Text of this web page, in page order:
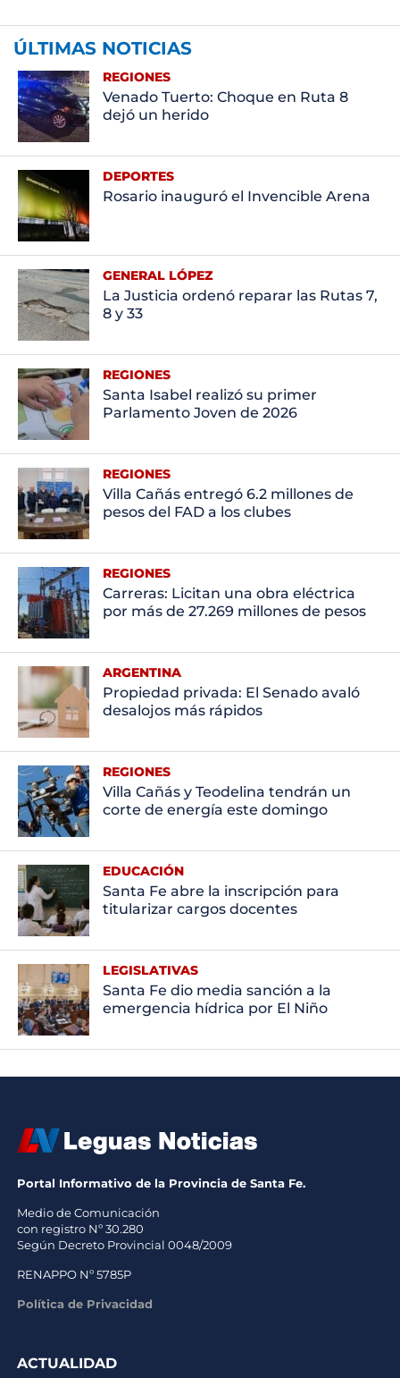
ÚLTIMAS NOTICIAS
REGIONES
Venado Tuerto: Choque en Ruta 8
dejó un herido
DEPORTES
Rosario inauguró el Invencible Arena
GENERAL LÓPEZ
La Justicia ordenó reparar las Rutas 7,
8 y 33
REGIONES
Santa Isabel realizó su primer
Parlamento Joven de 2026
REGIONES
Villa Cañás entregó 6.2 millones de
pesos del FAD a los clubes
REGIONES
Carreras: Licitan una obra eléctrica
por más de 27.269 millones de pesos
ARGENTINA
Propiedad privada: El Senado avaló
desalojos más rápidos
REGIONES
Villa Cañás y Teodelina tendrán un
corte de energía este domingo
EDUCACIÓN
Santa Fe abre la inscripción para
titularizar cargos docentes
LEGISLATIVAS
Santa Fe dio media sanción a la
emergencia hídrica por El Niño
Portal Informativo de la Provincia de Santa Fe.
Medio de Comunicación
con registro Nº 30.280
Según Decreto Provincial 0048/2009
RENAPPO Nº 5785P
Política de Privacidad
ACTUALIDAD